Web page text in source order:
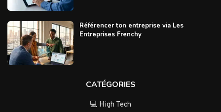
Référencer ton entreprise via Les
Entreprises Frenchy
CATÉGORIES
💻 High Tech